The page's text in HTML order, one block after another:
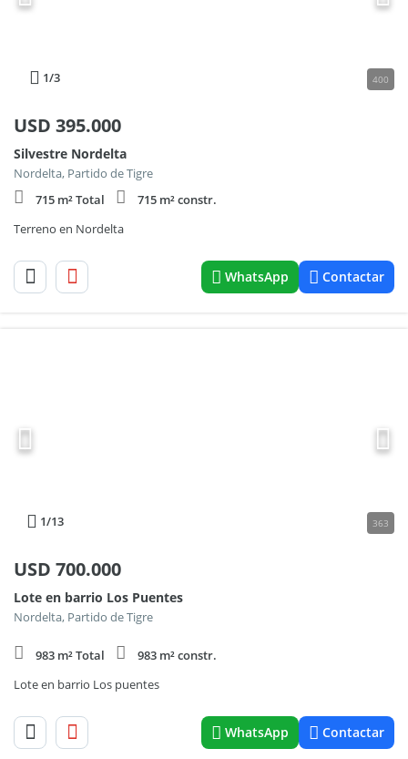
1/3 400
USD 395.000
Silvestre Nordelta
Nordelta, Partido de Tigre
715 m² Total
715 m² constr.
Terreno en Nordelta
WhatsApp Contactar
1/13 363
USD 700.000
Lote en barrio Los Puentes
Nordelta, Partido de Tigre
983 m² Total
983 m² constr.
Lote en barrio Los puentes
WhatsApp Contactar